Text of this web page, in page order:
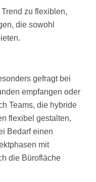
zu flexiblen,
die sowohl
gefragt bei
empfangen oder
Teams, die hybride
flexibel gestalten,
Bedarf einen
mit
die Bürofläche